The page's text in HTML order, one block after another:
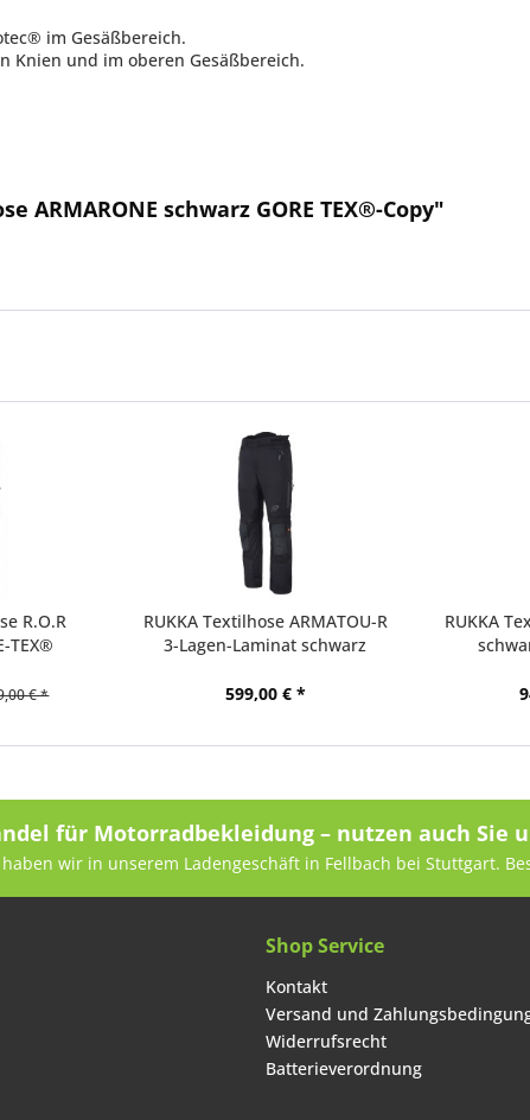
im Gesäßbereich.
Knien und im oberen Gesäßbereich.
schwarz GORE TEX®-Copy"
R.O.R
TEX®
€ *
RUKKA Textilhose ARMATOU-R
3-Lagen-Laminat schwarz
599,00 € *
RUKKA
für Motorradbekleidung – nutzen auch Sie
wir in unserem Ladengeschäft in Fellbach bei Stuttgart.
Shop Service
Kontakt
Versand und
Widerrufsrecht
Batterieverordnung